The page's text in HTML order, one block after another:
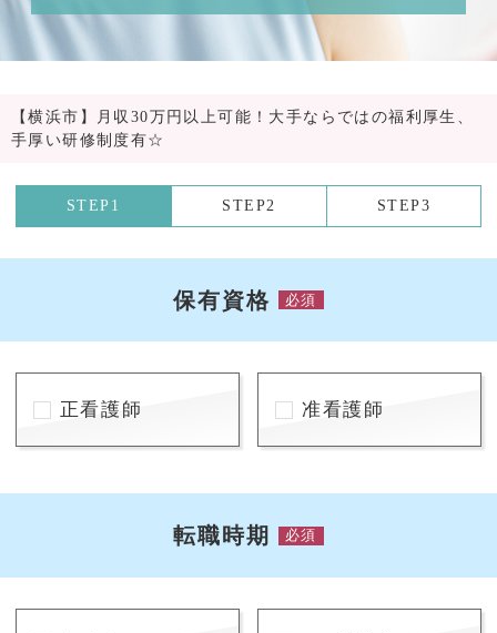
【横浜市】月収30万円以上可能！大手ならではの福利厚生、
手厚い研修制度有☆
STEP1 STEP2 STEP3
保有資格 必須
正看護師 准看護師
転職時期 必須